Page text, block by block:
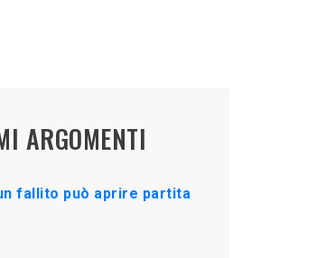
ARGOMENTI
fallito può aprire partita